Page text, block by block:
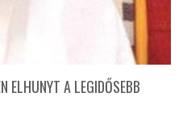
ELHUNYT A LEGIDŐSEBB